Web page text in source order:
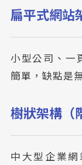
扁平式網站
小型公司、一
簡單，缺點是
樹狀架構（
中大型企業